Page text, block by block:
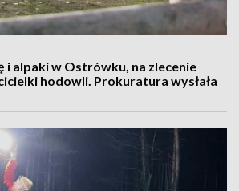
i alpaki w Ostrówku, na zlecenie
hodowli. Prokuratura wysłała